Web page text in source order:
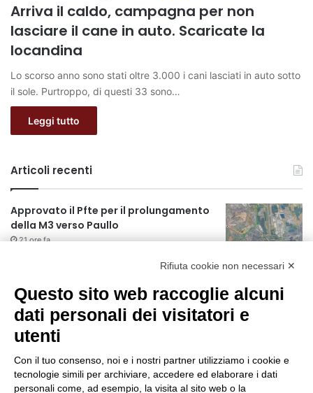
Arriva il caldo, campagna per non
lasciare il cane in auto. Scaricate la
locandina
Lo scorso anno sono stati oltre 3.000 i cani lasciati in auto sotto
il sole. Purtroppo, di questi 33 sono…
Leggi tutto
Articoli recenti
Approvato il Pfte per il prolungamento
della M3 verso Paullo
21 ore fa
75 anni di INFN. La comunità, la storia, il
futuro della ricerca in fisica
fondamentale in Italia
21 ore fa
Milano Aiuta Estate, 1600 prestazioni di
assistenza attivate
23 ore fa
Rifiuta cookie non necessari ✕
Questo sito web raccoglie alcuni
dati personali dei visitatori e
utenti
Con il tuo consenso, noi e i nostri partner utilizziamo i cookie e
tecnologie simili per archiviare, accedere ed elaborare i dati
personali come, ad esempio, la visita al sito web o la